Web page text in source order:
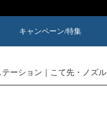
キャンペーン/特集
テーション こて先・ノズル